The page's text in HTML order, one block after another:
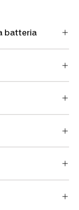
batteria